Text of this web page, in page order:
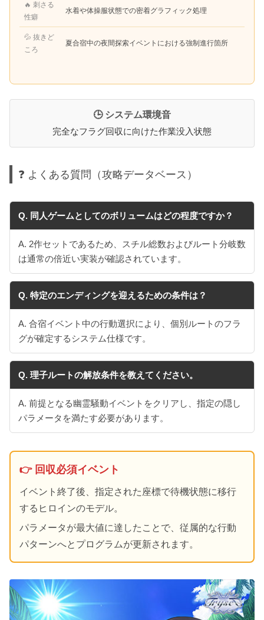
🔥 刺さる
性癖
水着や体操服状態での密着グラフィック処理
💦 抜きど
ころ
夏合宿中の夜間探索イベントにおける強制進行箇所
🕒 システム環境音
完全なフラグ回収に向けた作業没入状態
❓ よくある質問（攻略データベース）
Q. 同人ゲームとしてのボリュームはどの程度ですか？
A. 2作セットであるため、スチル総数およびルート分岐数
は通常の倍近い実装が確認されています。
Q. 特定のエンディングを迎えるための条件は？
A. 合宿イベント中の行動選択により、個別ルートのフラ
グが確定するシステム仕様です。
Q. 理子ルートの解放条件を教えてください。
A. 前提となる幽霊騒動イベントをクリアし、指定の隠し
パラメータを満たす必要があります。
👉 回収必須イベント
イベント終了後、指定された座標で待機状態に移行
するヒロインのモデル。
パラメータが最大値に達したことで、従属的な行動
パターンへとプログラムが更新されます。